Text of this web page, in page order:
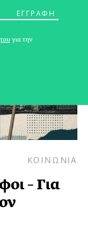
ΚΟΙΝΩΝΙΑ
– Για
για την